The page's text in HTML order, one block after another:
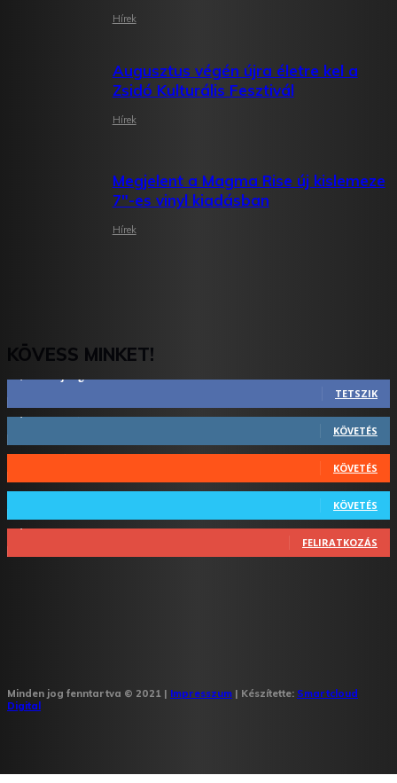
Hírek
Augusztus végén újra életre kel a
Zsidó Kulturális Fesztivál
Hírek
Megjelent a Magma Rise új kislemeze
7″-es vinyl kiadásban
Hírek
KÖVESS MINKET!
TETSZIK
1,731 Követő
KÖVETÉS
44 Követő
KÖVETÉS
64 Követő
KÖVETÉS
1,348 Feliratkozó
FELIRATKOZÁS
Minden jog fenntartva © 2021 | Impresszum | Készítette: Smartcloud
Digital